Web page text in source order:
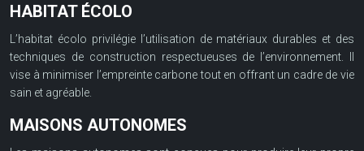
HABITAT ÉCOLO
L’habitat écolo privilégie l’utilisation de matériaux durables et des
techniques de construction respectueuses de l’environnement. Il
vise à minimiser l’empreinte carbone tout en offrant un cadre de vie
sain et agréable.
MAISONS AUTONOMES